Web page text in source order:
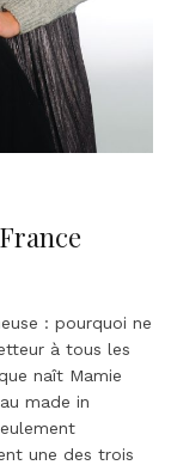
: pourquoi ne
à tous les
naît Mamie
made in
une des trois